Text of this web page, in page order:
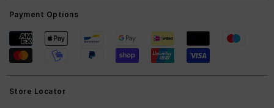
Payment Options
Store Locator